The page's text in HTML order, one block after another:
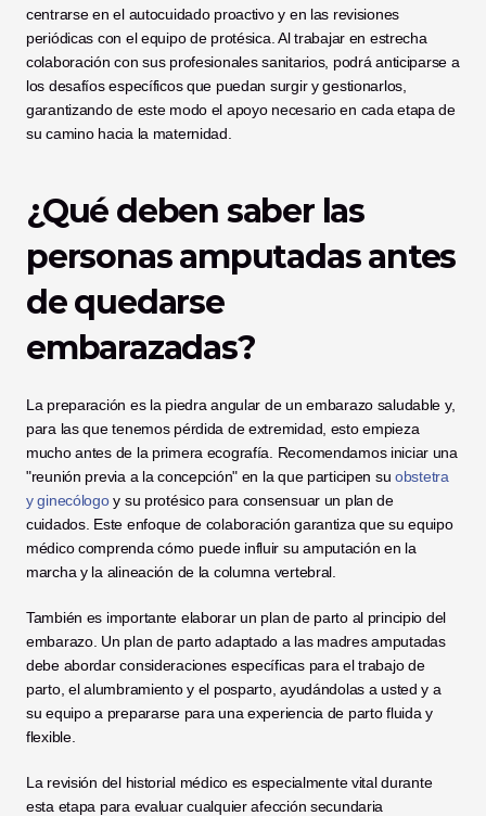
centrarse en el autocuidado proactivo y en las revisiones
periódicas con el equipo de protésica. Al trabajar en estrecha
colaboración con sus profesionales sanitarios, podrá anticiparse a
los desafíos específicos que puedan surgir y gestionarlos,
garantizando de este modo el apoyo necesario en cada etapa de
su camino hacia la maternidad.
¿Qué deben saber las
personas amputadas antes
de quedarse
embarazadas?
La preparación es la piedra angular de un embarazo saludable y,
para las que tenemos pérdida de extremidad, esto empieza
mucho antes de la primera ecografía. Recomendamos iniciar una
"reunión previa a la concepción" en la que participen su obstetra
y ginecólogo y su protésico para consensuar un plan de
cuidados. Este enfoque de colaboración garantiza que su equipo
médico comprenda cómo puede influir su amputación en la
marcha y la alineación de la columna vertebral.
También es importante elaborar un plan de parto al principio del
embarazo. Un plan de parto adaptado a las madres amputadas
debe abordar consideraciones específicas para el trabajo de
parto, el alumbramiento y el posparto, ayudándolas a usted y a
su equipo a prepararse para una experiencia de parto fluida y
flexible.
La revisión del historial médico es especialmente vital durante
esta etapa para evaluar cualquier afección secundaria